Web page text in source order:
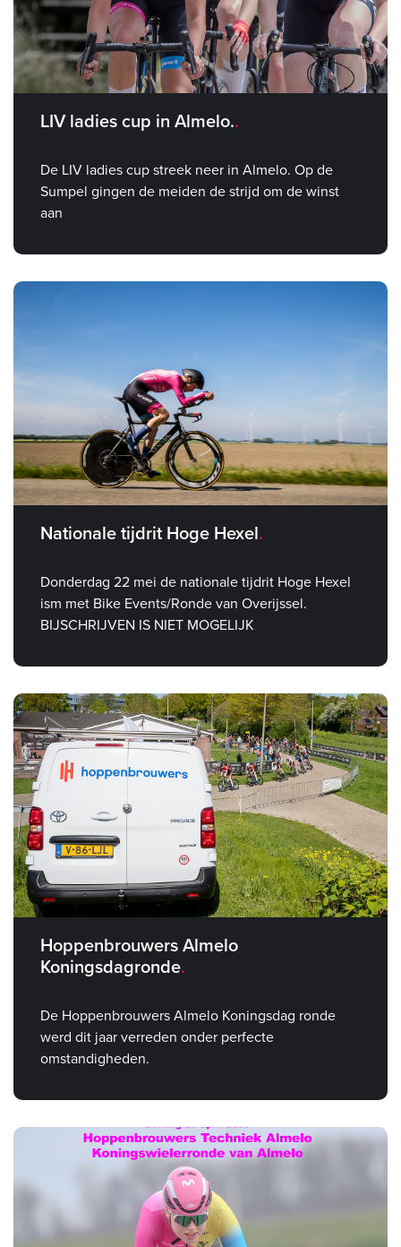
LIV ladies cup in Almelo.
De LIV ladies cup streek neer in Almelo. Op de
Sumpel gingen de meiden de strijd om de winst
aan
Nationale tijdrit Hoge Hexel
Donderdag 22 mei de nationale tijdrit Hoge Hexel
ism met Bike Events/Ronde van Overijssel.
BIJSCHRIJVEN IS NIET MOGELIJK
Hoppenbrouwers Almelo
Koningsdagronde
De Hoppenbrouwers Almelo Koningsdag ronde
werd dit jaar verreden onder perfecte
omstandigheden.